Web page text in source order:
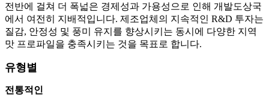
전반에 걸쳐 더 폭넓은 경제성과 가용성으로 인해 개발도상국
에서 여전히 지배적입니다. 제조업체의 지속적인 R&D 투자는
질감, 안정성 및 풍미 유지를 향상시키는 동시에 다양한 지역
맛 프로파일을 충족시키는 것을 목표로 합니다.
유형별
전통적인